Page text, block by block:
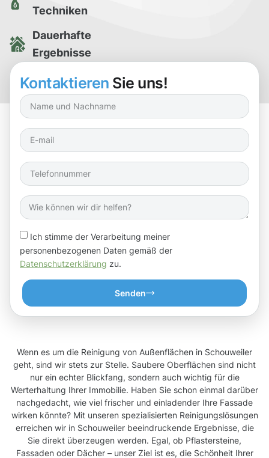
Techniken
Dauerhafte
Ergebnisse
Kostenlose
Reinigungsprobe
Kontaktieren Sie uns!
Ich stimme der Verarbeitung meiner
personenbezogenen Daten gemäß der
Datenschutzerklärung zu.
Senden
Wenn es um die Reinigung von Außenflächen in Schouweiler
geht, sind wir stets zur Stelle. Saubere Oberflächen sind nicht
nur ein echter Blickfang, sondern auch wichtig für die
Werterhaltung Ihrer Immobilie. Haben Sie schon einmal darüber
nachgedacht, wie viel frischer und einladender Ihre Fassade
wirken könnte? Mit unseren spezialisierten Reinigungslösungen
erreichen wir in Schouweiler beeindruckende Ergebnisse, die
Sie direkt überzeugen werden. Egal, ob Pflastersteine,
Fassaden oder Dächer – unser Ziel ist es, die Schönheit Ihrer